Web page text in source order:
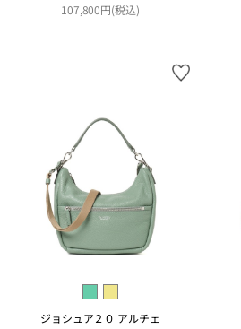
107,800円(税込)
ジョシュア２０ アルチェ